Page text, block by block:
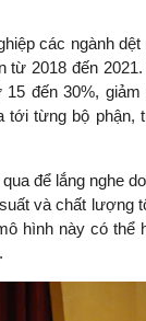
các ngành
từ 2018 đến
đến 30%,
tới từng bộ phận,
để lắng nghe
và chất lượng
hình này có thể